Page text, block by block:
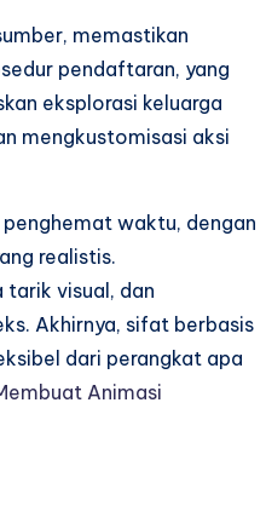
memastikan
pendaftaran, yang
eksplorasi keluarga
mengkustomisasi aksi
waktu, dengan
realistis.
tarik visual, dan
Akhirnya, sifat berbasis
dari perangkat apa
Animasi